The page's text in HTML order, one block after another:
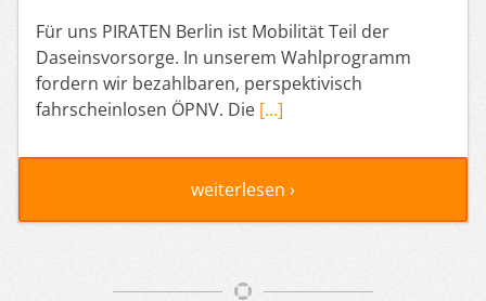
Für uns PIRATEN Berlin ist Mobilität Teil der
Daseinsvorsorge. In unserem Wahlprogramm
fordern wir bezahlbaren, perspektivisch
fahrscheinlosen ÖPNV. Die […]
weiterlesen ›